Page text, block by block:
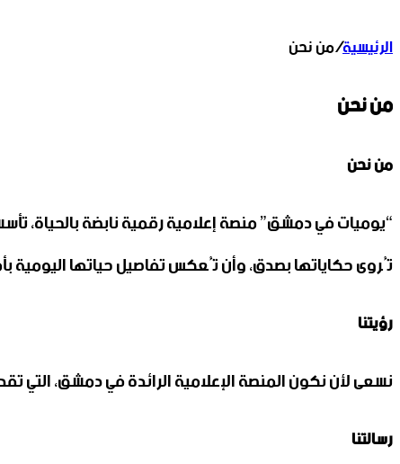
الرئيسية/من نحن
من نحن
من نحن
“يوميات في دمشق” منصة إعلامية رقمية نابضة
تُروى حكاياتها بصدق، وأن تُعكس تفاصيل حياتها اليومية
رؤيتنا
نسعى لأن نكون المنصة الإعلامية الرائدة في دمشق، التي
رسالتنا